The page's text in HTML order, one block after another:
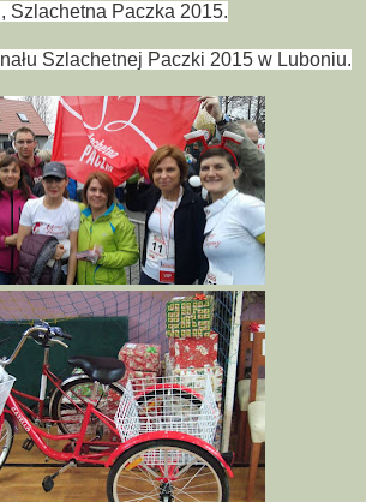
Szlachetna Paczka 2015.
Szlachetnej Paczki 2015 w Luboniu.